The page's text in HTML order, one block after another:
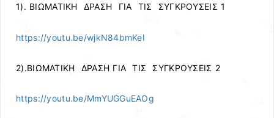
1). ΒΙΩΜΑΤΙΚΗ ΔΡΑΣΗ ΓΙΑ ΤΙΣ ΣΥΓΚΡΟΥΣΕΙΣ 1
https://youtu.be/wjkN84bmKeI
2).ΒΙΩΜΑΤΙΚΗ ΔΡΑΣΗ ΓΙΑ ΤΙΣ ΣΥΓΚΡΟΥΣΕΙΣ 2
https://youtu.be/MmYUGGuEAOg